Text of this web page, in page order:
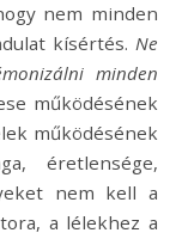
nem minden
kísértés. Ne
minden
működésének
működésének
éretlensége,
nem kell a
a lélekhez a